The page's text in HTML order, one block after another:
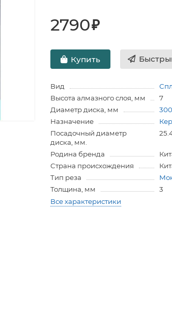
2790₽
Купить
Вид
Высота алмазного слоя, мм
7
Диаметр диска, мм
300
Назначение
Посадочный диаметр
диска, мм.
Родина бренда
Страна происхождения
Тип реза
Толщина, мм
3
Все характеристики